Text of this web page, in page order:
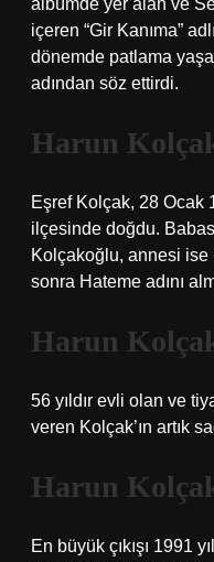
albümde yer alan ve
içeren “Gir Kanıma”
dönemde patlama
adından söz ettirdi.
Harun
Eşref Kolçak, 28 Ocak
ilçesinde doğdu.
Kolçakoğlu, annesi
sonra Hateme adını
Harun
56 yıldır evli olan ve
veren Kolçak’ın artık
Harun
En büyük çıkışı 1991